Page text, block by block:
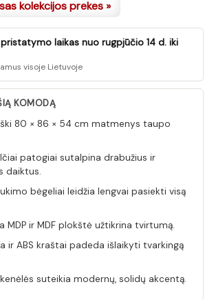
kolekcijos prekes »
laikas nuo rugpjūčio 14 d. iki
visoje Lietuvoje
KOMODĄ
80 × 86 × 54 cm matmenys taupo
patogiai sutalpina drabužius ir
daiktus.
bėgeliai leidžia lengvai pasiekti visą
MDP ir MDF plokštė užtikrina tvirtumą.
ir ABS kraštai padeda išlaikyti tvarkingą
suteikia modernų, solidų akcentą.